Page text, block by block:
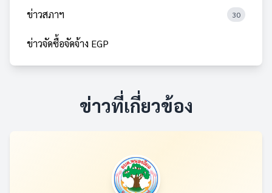
ข่าวสภาฯ 30
ข่าวจัดซื้อจัดจ้าง EGP
ข่าวที่เกี่ยวข้อง